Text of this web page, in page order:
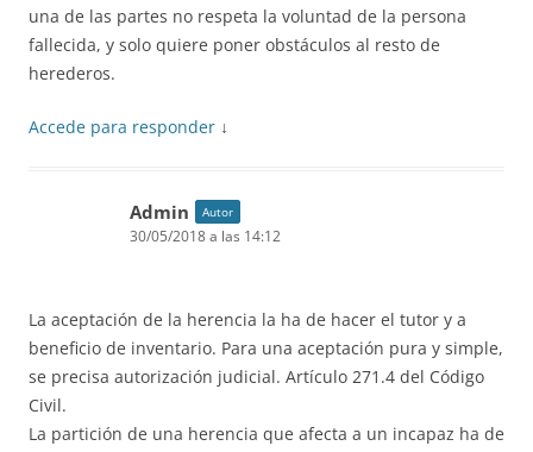
una de las partes no respeta la voluntad de la persona
fallecida, y solo quiere poner obstáculos al resto de
herederos.
Accede para responder ↓
Admin Autor
30/05/2018 a las 14:12
La aceptación de la herencia la ha de hacer el tutor y a
beneficio de inventario. Para una aceptación pura y simple,
se precisa autorización judicial. Artículo 271.4 del Código
Civil.
La partición de una herencia que afecta a un incapaz ha de